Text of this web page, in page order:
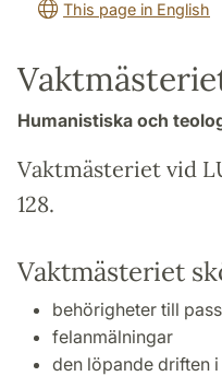
This page in English
Humanistiska och
Vaktmästeriet vid
128.
Vaktmästeriet
behörigheter till
felanmälningar
den löpande driften